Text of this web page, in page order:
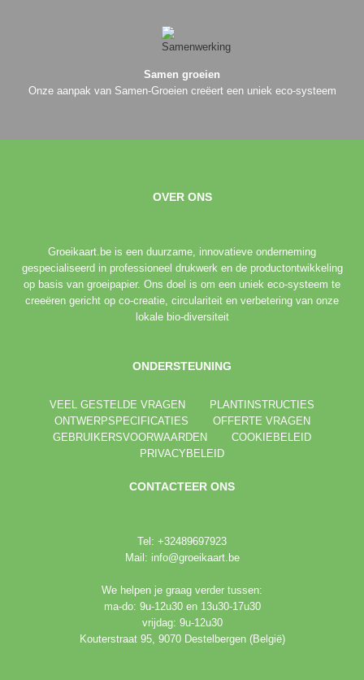
Samen groeien
Onze aanpak van Samen-Groeien creëert een uniek eco-systeem
OVER ONS
Groeikaart.be is een duurzame, innovatieve onderneming
gespecialiseerd in professioneel drukwerk en de productontwikkeling
op basis van groeipapier. Ons doel is om een uniek eco-systeem te
creeëren gericht op co-creatie, circulariteit en verbetering van onze
lokale bio-diversiteit
ONDERSTEUNING
VEEL GESTELDE VRAGEN
PLANTINSTRUCTIES
ONTWERPSPECIFICATIES
OFFERTE VRAGEN
GEBRUIKERSVOORWAARDEN
COOKIEBELEID
PRIVACYBELEID
CONTACTEER ONS
Tel: +32489697923
Mail: info@groeikaart.be
We helpen je graag verder tussen:
ma-do: 9u-12u30 en 13u30-17u30
vrijdag: 9u-12u30
Kouterstraat 95, 9070 Destelbergen (België)